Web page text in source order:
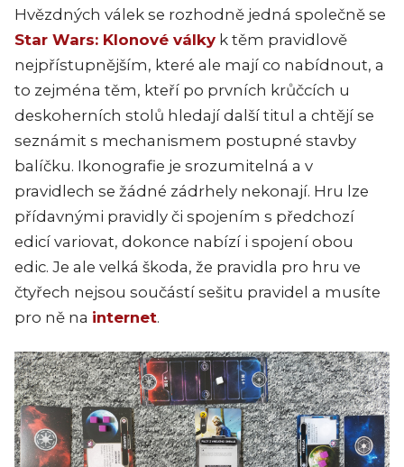
Hvězdných válek se rozhodně jedná společně se
Star Wars: Klonové války k těm pravidlově
nejpřístupnějším, které ale mají co nabídnout, a
to zejména těm, kteří po prvních krůčcích u
deskoherních stolů hledají další titul a chtějí se
seznámit s mechanismem postupné stavby
balíčku. Ikonografie je srozumitelná a v
pravidlech se žádné zádrhely nekonají. Hru lze
přídavnými pravidly či spojením s předchozí
edicí variovat, dokonce nabízí i spojení obou
edic. Je ale velká škoda, že pravidla pro hru ve
čtyřech nejsou součástí sešitu pravidel a musíte
pro ně na internet.